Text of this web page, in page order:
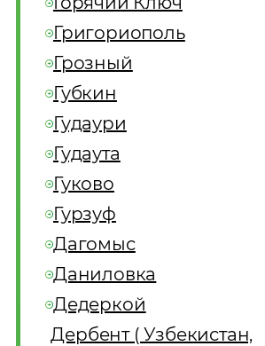
Григориополь
Грозный
Губкин
Гудаури
Гудаута
Гуково
Гурзуф
Дагомыс
Даниловка
Дедеркой
Дербент ( Узбекистан,